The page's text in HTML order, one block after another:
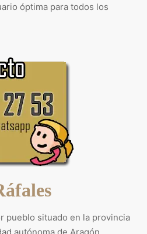
óptima para todos los
pueblo situado en la provincia
autónoma de Aragón,